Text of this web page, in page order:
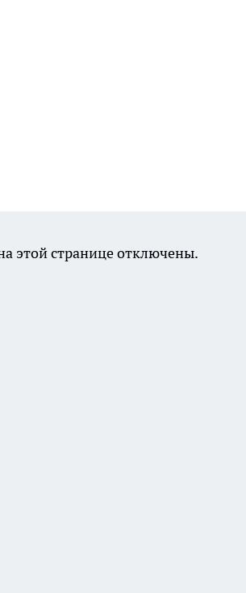
этой странице отключены.